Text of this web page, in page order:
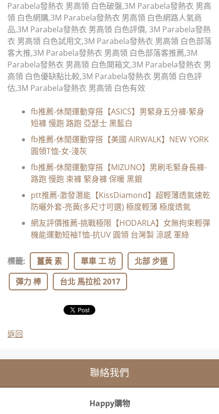
Parabela發熱衣 男高領 白色破盤,3M Parabela發熱衣 男高
領 白色網購,3M Parabela發熱衣 男高領 白色網路人氣商
品,3M Parabela發熱衣 男高領 白色評價, 3M Parabela發熱
衣 男高領 白色試用文,3M Parabela發熱衣 男高領 白色部落
客大推,3M Parabela發熱衣 男高領 白色部落客推薦,3M
Parabela發熱衣 男高領 白色開箱文,3M Parabela發熱衣 男
高領 白色優缺點比較,3M Parabela發熱衣 男高領 白色評
估,3M Parabela發熱衣 男高領 白色有效
fb推薦-休閒運動穿搭【ASICS】男緊身五分褲-緊身
短褲 慢跑 路跑 亞瑟士 黑藍白
fb推薦-休閒運動穿搭【美國 AIRWALK】NEW YORK
圓領T恤-女-淺灰
fb推薦-休閒運動穿搭【MIZUNO】男刷毛緊身長褲-
路跑 慢跑 束褲 緊身褲 保暖 黑銀
ptt推薦-激發潛能【KissDiamond】超輕薄透氣速乾
防曬外套-亮黃(多尺寸可選) 極度輕薄 極度透氣
網友評價推薦-挑戰極限【HODARLA】女無拘束輕彈
機能運動短袖T恤-抗UV 圓領 台灣製 涼感 軍綠
標籤: 薑黃 素 單車 工 坊
北部 步道
彈力 棒
台北 馬拉松 2017
返回
聯絡我們
Happy購物